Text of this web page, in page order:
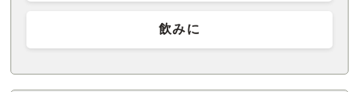
飲みに